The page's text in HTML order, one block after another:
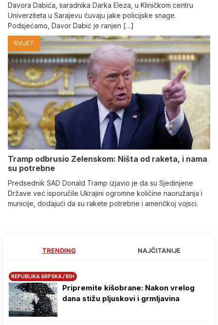
Davora Dabića, saradnika Darka Eleza, u Kliničkom centru
Univerziteta u Sarajevu čuvaju jake policijske snage.
Podsjećamo, Davor Dabić je ranjen […]
SVIJET
Tramp odbrusio Zelenskom: Ništa od raketa, i nama
su potrebne
Predsednik SAD Donald Tramp izjavio je da su Sjedinjene
Države već isporučile Ukrajini ogromne količine naoružanja i
municije, dodajući da su rakete potrebne i američkoj vojsci.
TRENDING NAJČITANIJE
REPUBLIKA SRPSKA / BIH
Pripremite kišobrane: Nakon vrelog
dana stižu pljuskovi i grmljavina